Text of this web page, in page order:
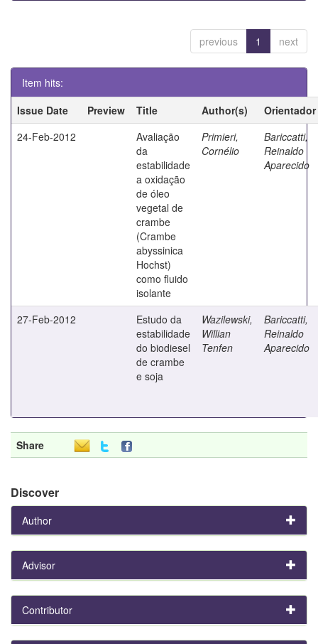
previous 1 next
Item hits:
Issue Date
Preview Title Author(s)
Orientador
24-Feb-2012
Avaliação
da
estabilidade
a oxidação
de óleo
vegetal de
crambe
(Crambe
abyssinica
Hochst)
como fluido
isolante
Primieri,
Cornélio
Bariccatti,
Reinaldo
Aparecido
27-Feb-2012
Estudo da
estabilidade
do biodiesel
de crambe
e soja
Wazilewski,
Willian
Tenfen
Bariccatti,
Reinaldo
Aparecido
Share
Discover
Author
Advisor
Contributor